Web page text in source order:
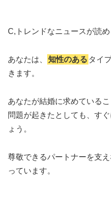
C,トレンドなニュースが読
あなたは、 知性のある タイ
きます。
あなたが結婚に求めているこ
問題が起きたとしても、す
ょう。
尊敬できるパートナーを支
っています。